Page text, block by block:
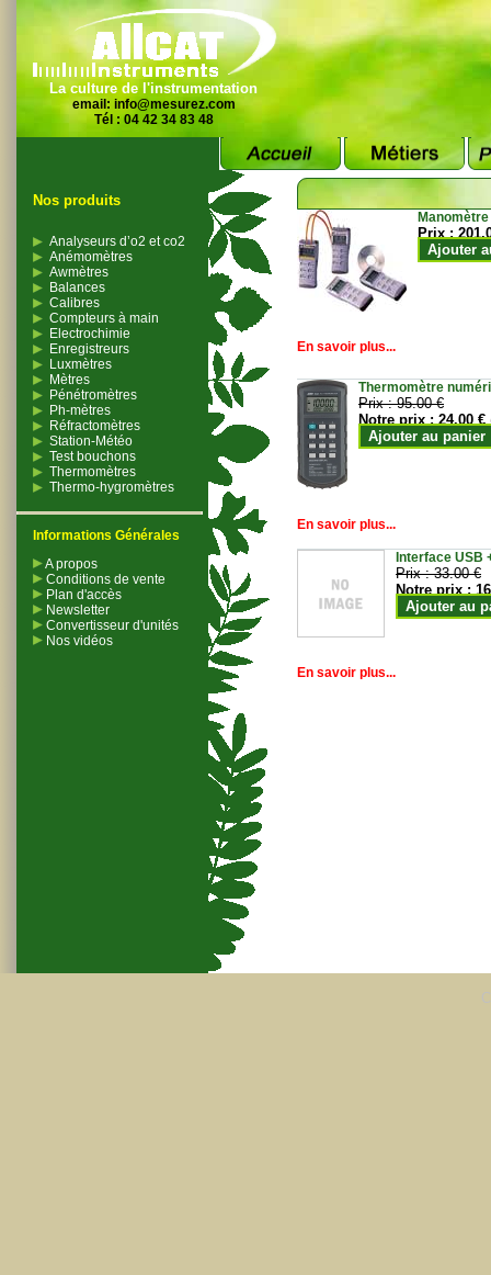
La culture de l'instrumentation
email: info@mesurez.com
Tél : 04 42 34 83 48
Nos produits
Analyseurs d’o2 et co2
Anémomètres
Awmètres
Balances
Calibres
Compteurs à main
Electrochimie
Enregistreurs
Luxmètres
Mètres
Pénétromètres
Ph-mètres
Réfractomètres
Station-Météo
Test bouchons
Thermomètres
Thermo-hygromètres
Informations Générales
A propos
Conditions de vente
Plan d'accès
Newsletter
Convertisseur d'unités
Nos vidéos
Prix :
Ajouter
En savoir plus...
Thermomètre
Prix :95.00 €
Notre prix :24.00 €
Ajouter au panier
En savoir plus...
Interface USB
Prix :33.00 €
Notre prix :
Ajouter au
En savoir plus...